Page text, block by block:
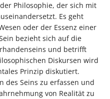
Philosophie, der sich mit
Es geht
oder der Essenz einer
bezieht sich auf die
und betrifft
Diskursen wird
Prinzip diskutiert.
des Seins zu erfassen und
von Realität zu